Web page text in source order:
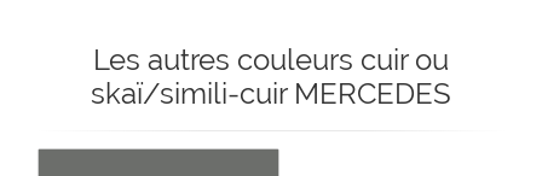
Les autres couleurs cuir ou
skaï/simili-cuir MERCEDES